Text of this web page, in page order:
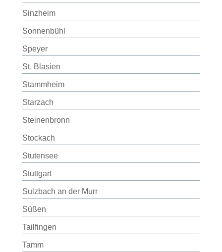
Sinzheim
Sonnenbühl
Speyer
St. Blasien
Stammheim
Starzach
Steinenbronn
Stockach
Stutensee
Stuttgart
Sulzbach an der Murr
Süßen
Tailfingen
Tamm